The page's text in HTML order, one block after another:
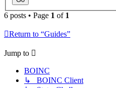
6 posts • Page 1 of 1
Return to “Guides”
Jump to
BOINC
↳ BOINC Client